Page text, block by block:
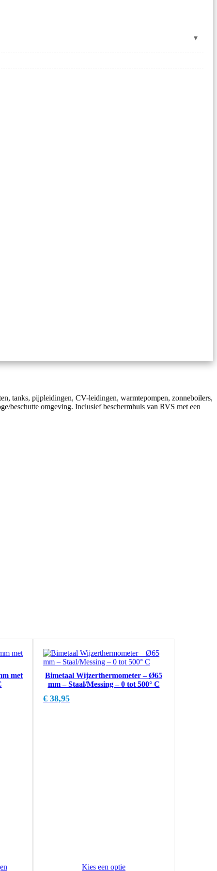
tanks, pijpleidingen, CV-leidingen, warmtepompen, zonneboilers,
beschutte omgeving. Inclusief beschermhuls van RVS met een
met
Bimetaal Wijzerthermometer – Ø65
mm – Staal/Messing – 0 tot 500° C
€ 38,95
Kies een optie